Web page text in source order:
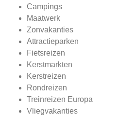
Campings
Maatwerk
Zonvakanties
Attractieparken
Fietsreizen
Kerstmarkten
Kerstreizen
Rondreizen
Treinreizen Europa
Vliegvakanties